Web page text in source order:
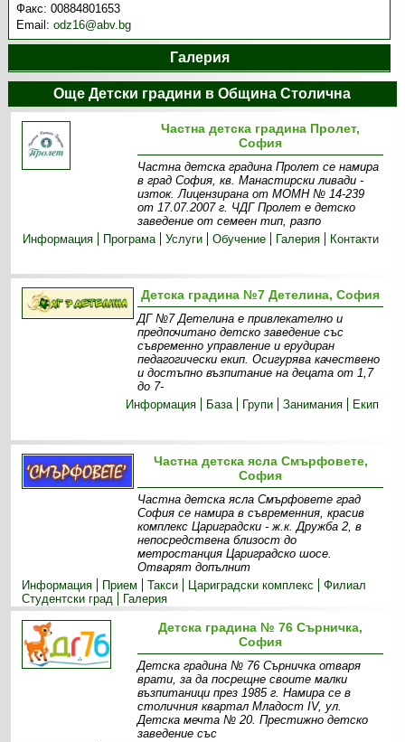
Факс:00884801653
Email:odz16@abv.bg
Галерия
Още Детски градини в Община Столична
Частна детска градина Пролет,
София
Частна детска градина Пролет се намира
в град София, кв. Манастирски ливади -
изток. Лицензирана от МОМН № 14-239
от 17.07.2007 г. ЧДГ Пролет е детско
заведение от семеен тип, разпо
Информация
Програма Услуги Обучение Галерия Контакти
Детска градина №7 Детелина, София
ДГ №7 Детелина е привлекателно и
предпочитано детско заведение със
съвременно управление и ерудиран
педагогически екип. Осигурява качествено
и достъпно възпитание на децата от 1,7
до 7-
Информация
База Групи Занимания Екип
Частна детска ясла Смърфовете,
София
Частна детска ясла Смърфовете град
София се намира в съвременния, красив
комплекс Цариградски - ж.к. Дружба 2, в
непосредствена близост до
метростанция Цариградско шосе.
Отварят допълнит
Информация
Прием Такси Цариградски комплекс
Филиал
Студентски град
Галерия
Детска градина № 76 Сърничка,
София
Детска градина № 76 Сърничка отваря
врати, за да посрещне своите малки
възпитаници през 1985 г. Намира се в
столичния квартал Младост IV, ул.
Детска мечта № 20. Престижно детско
заведение със